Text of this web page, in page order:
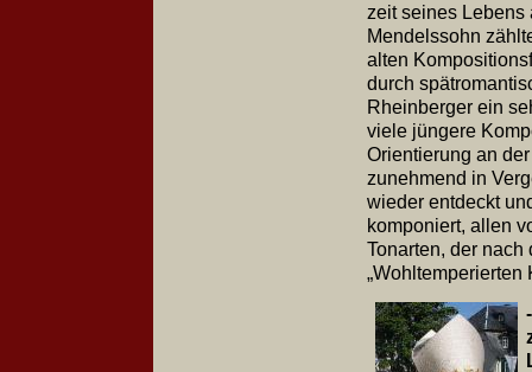
zeit seines Lebens
Mendelssohn
alten
durch
Rheinberger ein
viele jüngere
Orientierung an
zunehmend in
wieder entdeckt
komponiert, allen
Tonarten, der